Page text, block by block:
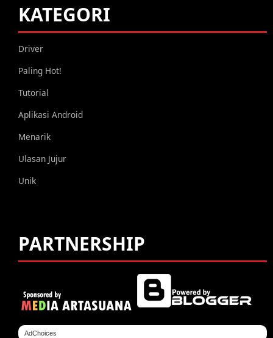
KATEGORI
Driver
Paling Hot!
Tutorial
Aplikasi Android
Menarik
Ulasan Jujur
Unik
PARTNERSHIP
AdChoices